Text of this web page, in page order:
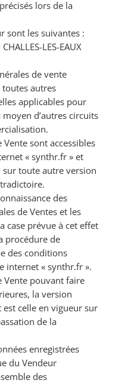
lors de la
sont les suivantes :
LES-EAUX
de vente
toutes autres
applicables pour
d’autres circuits
Vente sont accessibles
« synthr.fr » et
sur toute autre version
des
de Ventes et les
case prévue à cet effet
procédure de
des conditions
internet « synthr.fr ».
Vente pouvant faire
la version
est celle en vigueur sur
de la
enregistrées
du Vendeur
des